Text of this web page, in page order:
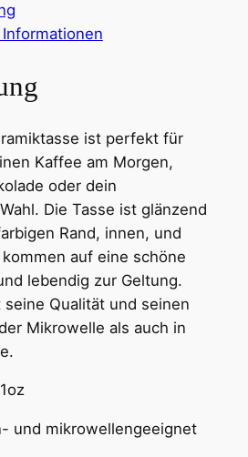
3
€
b
i
s
1
5
ist perfekt für
Kaffee am Morgen,
oder dein
Die Tasse ist glänzend
Rand, innen, und
auf eine schöne
lebendig zur Geltung.
seine Qualität und seinen
Mikrowelle als auch in
und mikrowellengeeignet